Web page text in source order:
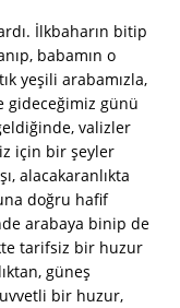
İlkbaharın bitip
babamın o
yeşili arabamızla,
gideceğimiz günü
valizler
için bir şeyler
alacakaranlıkta
doğru hafif
arabaya binip de
tarifsiz bir huzur
güneş
bir huzur,